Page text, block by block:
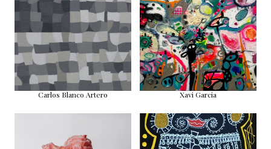
Carlos Blanco Artero Xavi Garcia